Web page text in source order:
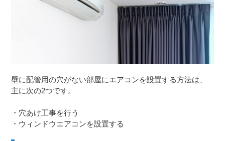
壁に配管用の穴がない部屋にエアコンを設置する方法は、
主に次の2つです。
・穴あけ工事を行う
・ウィンドウエアコンを設置する